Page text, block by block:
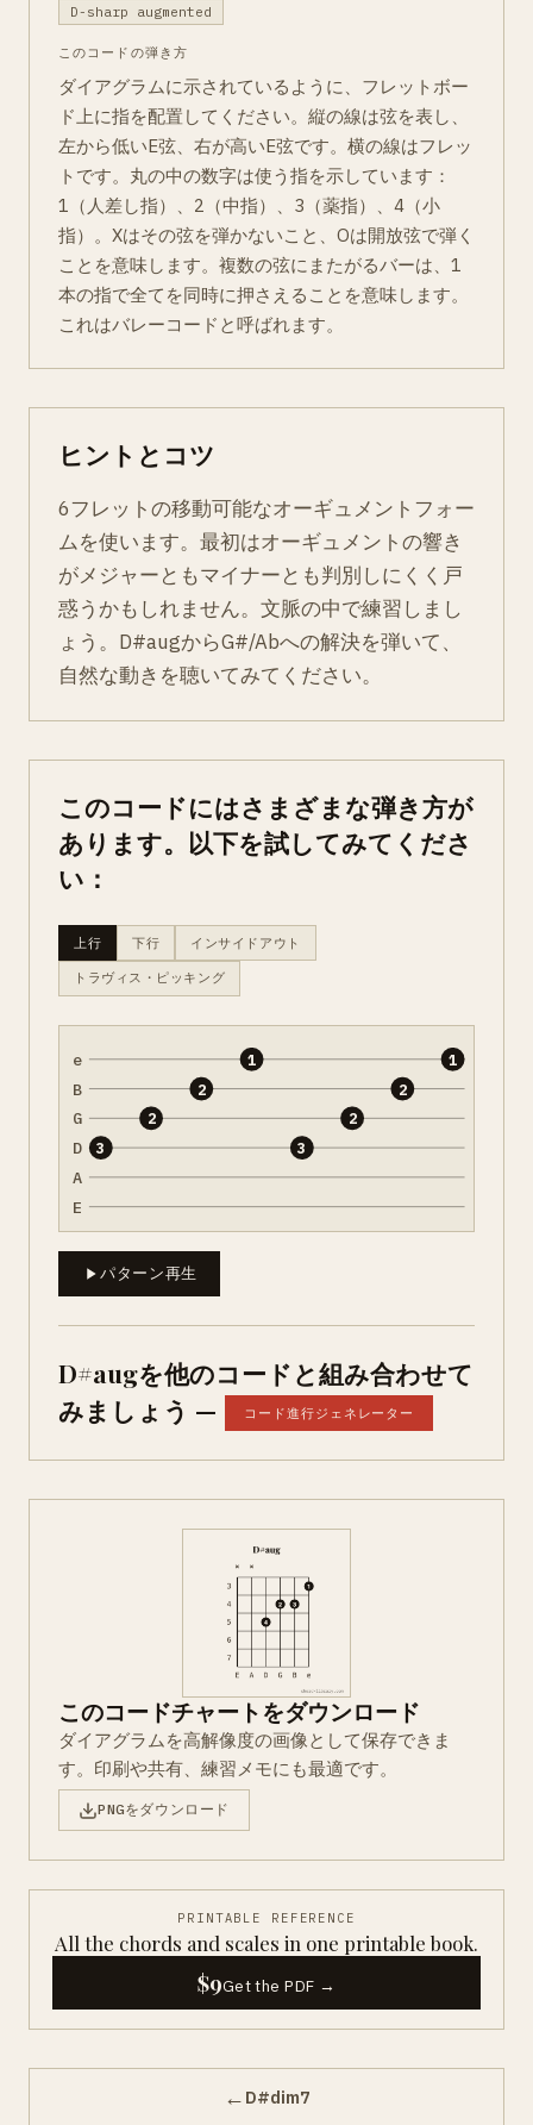
D-sharp augmented
このコードの弾き方
ダイアグラムに示されているように、フレットボー
ド上に指を配置してください。縦の線は弦を表し、
左から低いE弦、右が高いE弦です。横の線はフレッ
トです。丸の中の数字は使う指を示しています：
1（人差し指）、2（中指）、3（薬指）、4（小
指）。Xはその弦を弾かないこと、Oは開放弦で弾く
ことを意味します。複数の弦にまたがるバーは、1
本の指で全てを同時に押さえることを意味します。
これはバレーコードと呼ばれます。
ヒントとコツ
6フレットの移動可能なオーギュメントフォー
ムを使います。最初はオーギュメントの響き
がメジャーともマイナーとも判別しにくく戸
惑うかもしれません。文脈の中で練習しまし
ょう。D#augからG#/Abへの解決を弾いて、
自然な動きを聴いてみてください。
このコードにはさまざまな弾き方が
あります。以下を試してみてくださ
い：
上行 下行 インサイドアウト
トラヴィス・ピッキング
e
B
G
D
A
E
3
2
2
1
3
2
2
1
パターン再生
D#augを他のコードと組み合わせて
みましょう —
コード進行ジェネレーター
このコードチャートをダウンロード
ダイアグラムを高解像度の画像として保存できま
す。印刷や共有、練習メモにも最適です。
PNGをダウンロード
PRINTABLE REFERENCE
All the chords and scales in one printable book.
$9Get the PDF →
← D#dim7